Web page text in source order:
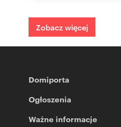
Zobacz więcej
Domiporta
Ogłoszenia
Ważne informacje